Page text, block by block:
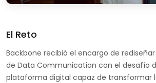
El Reto
Backbone recibió el encargo de
de Data Communication con el desafío
plataforma digital capaz de transformar